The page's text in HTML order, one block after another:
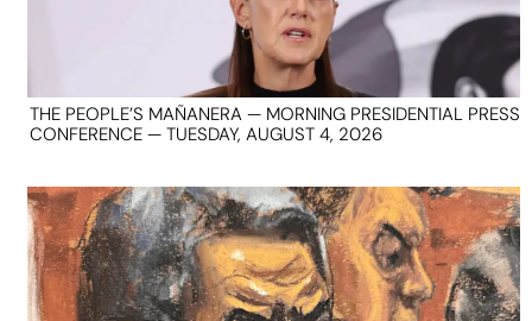
THE PEOPLE’S MAÑANERA — MORNING PRESIDENTIAL PRESS
CONFERENCE — TUESDAY, AUGUST 4, 2026